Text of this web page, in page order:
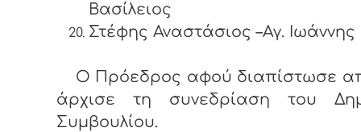
Βασίλειος
Στέφης Αναστάσιος –Αγ.
Ο Πρόεδρος αφού διαπίστωσε
άρχισε τη συνεδρίαση του
Συμβουλίου.